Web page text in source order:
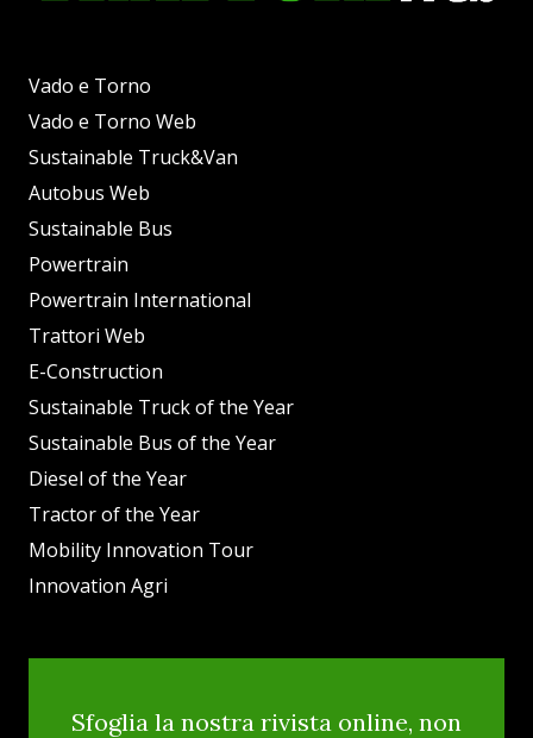
Vado e Torno
Vado e Torno Web
Sustainable Truck&Van
Autobus Web
Sustainable Bus
Powertrain
Powertrain International
Trattori Web
E-Construction
Sustainable Truck of the Year
Sustainable Bus of the Year
Diesel of the Year
Tractor of the Year
Mobility Innovation Tour
Innovation Agri
Sfoglia la nostra rivista online, non